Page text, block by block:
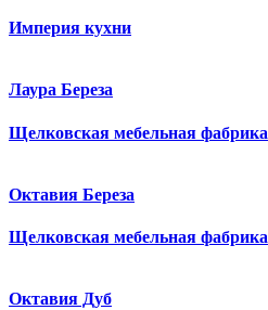
Империя кухни
Лаура Береза
Щелковская мебельная фабрика
Октавия Береза
Щелковская мебельная фабрика
Октавия Дуб